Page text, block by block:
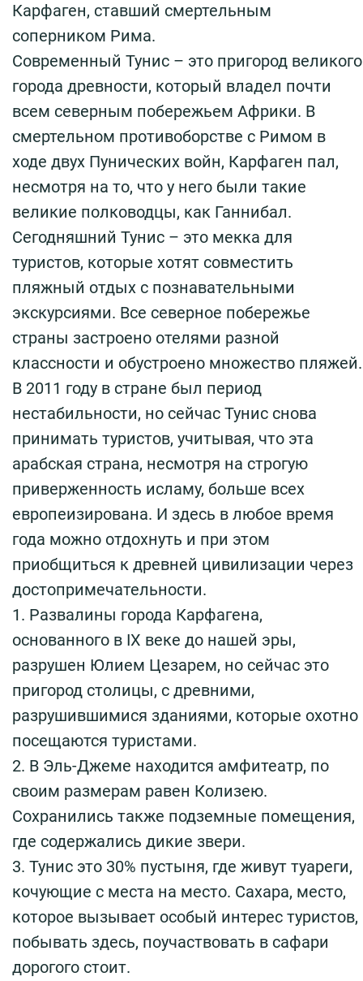
Карфаген, ставший смертельным
соперником Рима.
Современный Тунис – это пригород великого
города древности, который владел почти
всем северным побережьем Африки. В
смертельном противоборстве с Римом в
ходе двух Пунических войн, Карфаген пал,
несмотря на то, что у него были такие
великие полководцы, как Ганнибал.
Сегодняшний Тунис – это мекка для
туристов, которые хотят совместить
пляжный отдых с познавательными
экскурсиями. Все северное побережье
страны застроено отелями разной
классности и обустроено множество пляжей.
В 2011 году в стране был период
нестабильности, но сейчас Тунис снова
принимать туристов, учитывая, что эта
арабская страна, несмотря на строгую
приверженность исламу, больше всех
европеизирована. И здесь в любое время
года можно отдохнуть и при этом
приобщиться к древней цивилизации через
достопримечательности.
1. Развалины города Карфагена,
основанного в IX веке до нашей эры,
разрушен Юлием Цезарем, но сейчас это
пригород столицы, с древними,
разрушившимися зданиями, которые охотно
посещаются туристами.
2. В Эль-Джеме находится амфитеатр, по
своим размерам равен Колизею.
Сохранились также подземные помещения,
где содержались дикие звери.
3. Тунис это 30% пустыня, где живут туареги,
кочующие с места на место. Сахара, место,
которое вызывает особый интерес туристов,
побывать здесь, поучаствовать в сафари
дорогого стоит.